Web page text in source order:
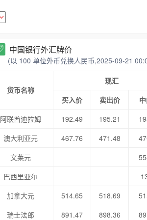
中国银行外汇牌价
(以 100 单位外币兑换人民币,2025-09-21
货币名称
现汇
买入价
卖出价
阿联酋迪拉姆
192.49 195.21
澳大利亚元
467.76 471.48
文莱元
巴西里亚尔
加拿大元
514.65 518.69
瑞士法郎
891.47 898.36